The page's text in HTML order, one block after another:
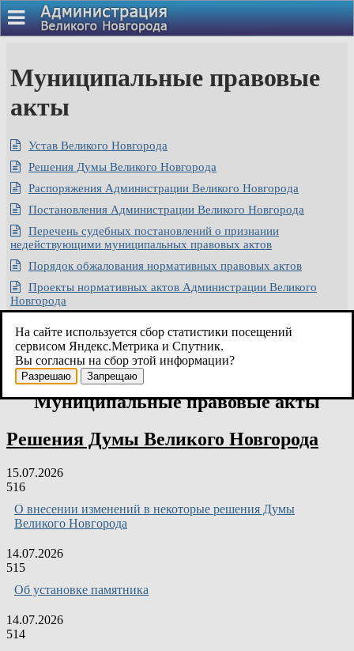
Муниципальные правовые
акты
Устав Великого Новгорода
Решения Думы Великого Новгорода
Распоряжения Администрации Великого Новгорода
Постановления Администрации Великого Новгорода
Перечень судебных постановлений о признании
недействующими муниципальных правовых актов
Порядок обжалования нормативных правовых актов
Проекты нормативных актов Администрации Великого
Новгорода
Действующие редакции социально значимых положений и
правил
Муниципальные правовые акты
Решения Думы Великого Новгорода
15.07.2026
516
О внесении изменений в некоторые решения Думы
Великого Новгорода
14.07.2026
515
Об установке памятника
14.07.2026
514
На сайте используется сбор статистики посещений
сервисом Яндекс.Метрика и Спутник.
Вы согласны на сбор этой информации?
Разрешаю Запрещаю